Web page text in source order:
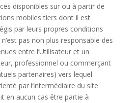
disponibles sur ou à partir de
mobiles tiers dont il est
par leurs propres conditions
pas non plus responsable des
entre l’Utilisateur et un
professionnel ou commerçant
partenaires) vers lequel
par l’intermédiaire du site
en aucun cas être partie à